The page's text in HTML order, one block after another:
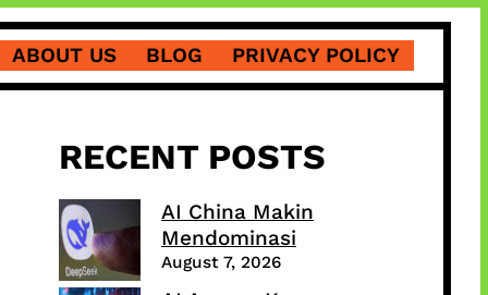
ABOUT US BLOG PRIVACY POLICY
RECENT POSTS
AI China Makin
Mendominasi
August 7, 2026